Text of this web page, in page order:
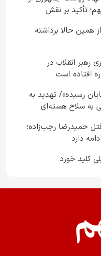
تأکید بر نقش
آگاهی عمومی
همین حالا برداشته
انقلاب در
افتاده است​
رسیده»/ تهدید به
به سلاح هسته‌ای
قتل حمیدرضا رجب‌زاده؛
دارد
کلید خورد